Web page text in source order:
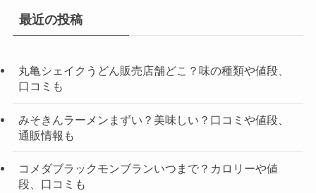
最近の投稿
丸亀シェイクうどん販売店舗どこ？味の種類や値段、
口コミも
みそきんラーメンまずい？美味しい？口コミや値段、
通販情報も
コメダブラックモンブランいつまで？カロリーや値
段、口コミも